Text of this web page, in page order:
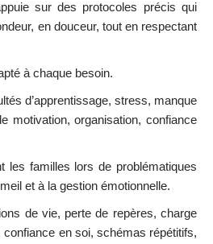
sur des protocoles précis qui
en douceur, tout en respectant
à chaque besoin.
d’apprentissage, stress, manque
motivation, organisation, confiance
les familles lors de problématiques
et à la gestion émotionnelle.
de vie, perte de repères, charge
en soi, schémas répétitifs,